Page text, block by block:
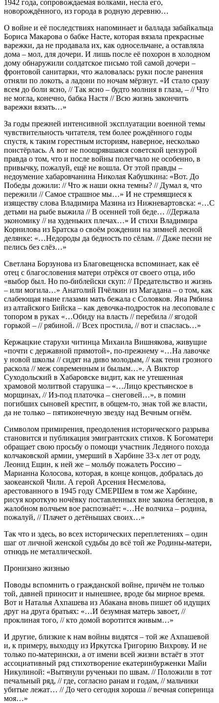
1942 года, сопровождаемая волками, несла его,
новорождённого, из города в родную деревню…
О войне и её последствиях напоминает и баллада забайкальца
Бориса Макарова о бабке Насте, которая вязала прекрасные
варежки, да не продавала их, как односельчане, а оставляла
дома – мол, для дочери. И лишь после её похорон в холодном
дому обнаружили солдатское письмо той самой дочери –
фронтовой санитарки, что жаловалась: руки после ранения
отняли по локоть, а ладони по ночам мёрзнут. «И стало сразу
всем до боли ясно, // Так ясно – будто молния в глаза, – // Что
не могла, конечно, бабка Настя // Всю жизнь закончить
варежки вязать…»
За годы прежней интенсивной эксплуатации военной темы
чувствительность читателя, тем более рождённого годы
спустя, к таким горестным историям, наверное, несколько
поистёрлась. А вот не поощрявшаяся советской цензурой
правда о том, что и после войны полегчало не особенно, в
привычку, пожалуй, ещё не вошла. От этой правды –
недоумение хабаровчанина Николая Кабушкина: «Вот. До
Победы дожили: // Что ж наши окна темны? // Думал я, что
пережили // Самое страшное мы…» И не стремящиеся к
изяществу слова Владимира Мазина из Нижневартовска: «…С
детьми на рыбе выжила // В осенней той беде… //Держала
экономику // на худеньких плечах…» И стихи Владимира
Корнилова из Братска о своём рождении на зимней лесной
делянке: «…Недороды да бедность по сёлам. // Даже песни не
пелись без слёз…»
Светлана Борзунова из Благовещенска вспоминает, как её
отец с благословения матери отрёкся от своего отца, ибо
«выбор был. Но по-библейски скуп: // Предательство и жизнь
– или могила…» Анатолий Пчёлкин из Магадана – о том, как
слабеющая ныне глазами мать бежала с Соловков. Яна Рябина
из алтайского Бийска – как девочка-подросток на лесоповале с
топором в руках «…Обиду на власть // перебила // ягодой
горькой – // рябиной. // Всех простила, // вот и спаслась…»
Кержацкие старухи читинца Михаила Вишнякова, живущие
«почти с державной прямотой», по-прежнему «…На лавочке
у новой школы // сидят на диво молодым, // как тени грозного
раскола // меж современным и былым…». А Виктор
Суходольский в Хабаровске видит, как не утешенная
храмовой молитвой старушка – «…Лицо крестьянское в
морщинах, // Из-под платочка – снеговей…», в помин
погибших сыновей крестит, в общем-то, знак той же власти,
да не только – пятиконечную звезду над Вечным огнём.
Символом примирения, преодоления исторического разрыва
становится и публикация эмигрантских стихов. К Богоматери
обращает свою просьбу о помощи участник Ледяного похода
колчаковской армии, умерший в Харбине 33-х лет от роду,
Леонид Ещин, к ней же – мольбу пожалеть Россию –
Марианна Колосова, которая, в конце концов, добралась до
заокеанской Чили. А герой Арсения Несмелова,
арестованного в 1945 году СМЕРШем в том же Харбине,
рисуя короткую ночёвку поставленных вне закона беглецов, в
жалобном волчьем вое распознаёт: «…Не волчиха – родина,
пожалуй, // Плачет о детёнышах своих…»
Так что и здесь, во всех исторических переплетениях – один
шаг от личной женской судьбы до всё той же Родины-матери,
отнюдь не металлической.
Пронизано жизнью
Поводы вспомнить о гражданской войне, причём не только
той, давней приносит и нынешнее, вроде бы мирное время.
Вот и Наталья Ахпашева из Абакана вновь пишет об идущих
друг на друга братьях: «…И безумная матерь завоет, //
проклиная того, // кто домой воротится живым…»
И другие, близкие к нам войны видятся – той же Ахпашевой
и, к примеру, выходцу из Иркутска Григорию Вихрову. И не
только по-матерински, а от имени всей жизни встаёт в этот
ассоциативный ряд стихотворение екатеринбурженки Майи
Никулиной: «Вытянули рученьки по швам. // Положили в тот
печальный ряд, // где, согласно ранам и годам, // мальчики
убитые лежат… // До чего сегодня хороша // вечная соперница
моя…»